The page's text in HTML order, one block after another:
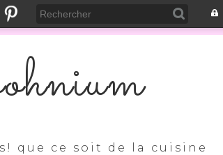
que ce soit de la cuisine